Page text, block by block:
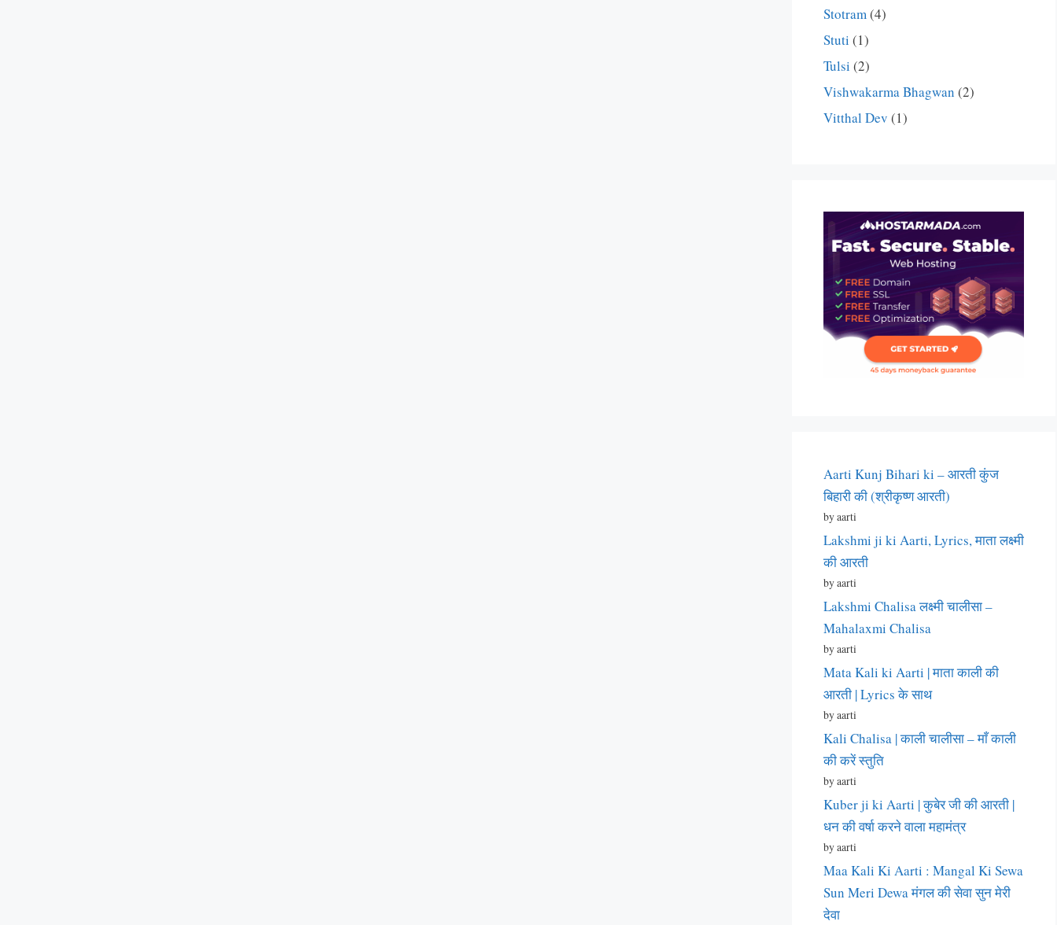
Stotram(4)
Stuti (1)
Tulsi (2)
Vishwakarma Bhagwan (2)
Vitthal Dev (1)
Aarti Kunj Bihari ki – आरती कुंज
बिहारी की (श्रीकृष्ण आरती)
by aarti
Lakshmi ji ki Aarti, Lyrics, माता लक्ष्मी
की आरती
by aarti
Lakshmi Chalisa लक्ष्मी चालीसा –
Mahalaxmi Chalisa
by aarti
Mata Kali ki Aarti | माता काली की
आरती | Lyrics के साथ
by aarti
Kali Chalisa | काली चालीसा – माँ काली
की करें स्तुति
by aarti
Kuber ji ki Aarti | कुबेर जी की आरती |
धन की वर्षा करने वाला महामंत्र
by aarti
Maa Kali Ki Aarti : Mangal Ki Sewa
Sun Meri Dewa मंगल की सेवा सुन मेरी
देवा